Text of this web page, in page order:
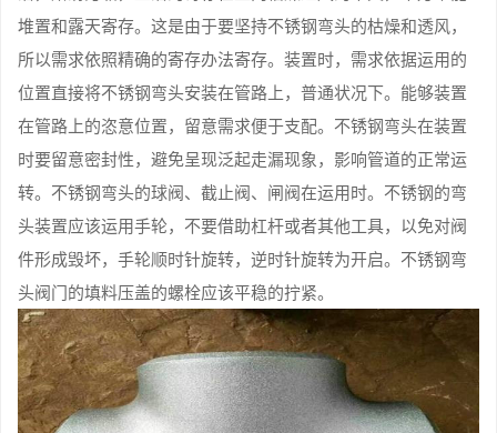
堆置和露天寄存。这是由于要坚持不锈钢弯头的枯燥和透风，
所以需求依照精确的寄存办法寄存。装置时，需求依据运用的
位置直接将不锈钢弯头安装在管路上，普通状况下。能够装置
在管路上的恣意位置，留意需求便于支配。不锈钢弯头在装置
时要留意密封性，避免呈现泛起走漏现象，影响管道的正常运
转。不锈钢弯头的球阀、截止阀、闸阀在运用时。不锈钢的弯
头装置应该运用手轮，不要借助杠杆或者其他工具，以免对阀
件形成毁坏，手轮顺时针旋转，逆时针旋转为开启。不锈钢弯
头阀门的填料压盖的螺栓应该平稳的拧紧。